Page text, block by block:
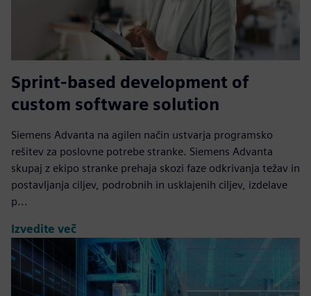
Sprint-based development of
custom software solution
Siemens Advanta na agilen način ustvarja programsko
rešitev za poslovne potrebe stranke. Siemens Advanta
skupaj z ekipo stranke prehaja skozi faze odkrivanja težav in
postavljanja ciljev, podrobnih in usklajenih ciljev, izdelave
p...
Izvedite več